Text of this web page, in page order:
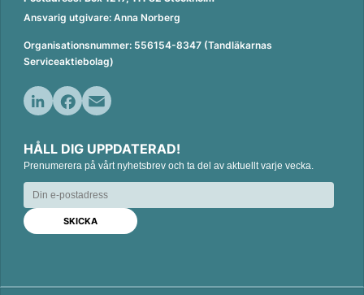
Ansvarig utgivare: Anna Norberg
Organisationsnummer: 556154-8347 (Tandläkarnas
Serviceaktiebolag)
n
k
e
d
n
c
e
b
o
o
k
a
i
l
HÅLL DIG UPPDATERAD!
Prenumerera på vårt nyhetsbrev och ta del av aktuellt varje vecka.